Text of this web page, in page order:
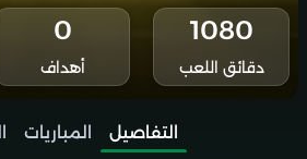
1080
دقائق اللعب
0
أهداف
التفاصيل المباريات